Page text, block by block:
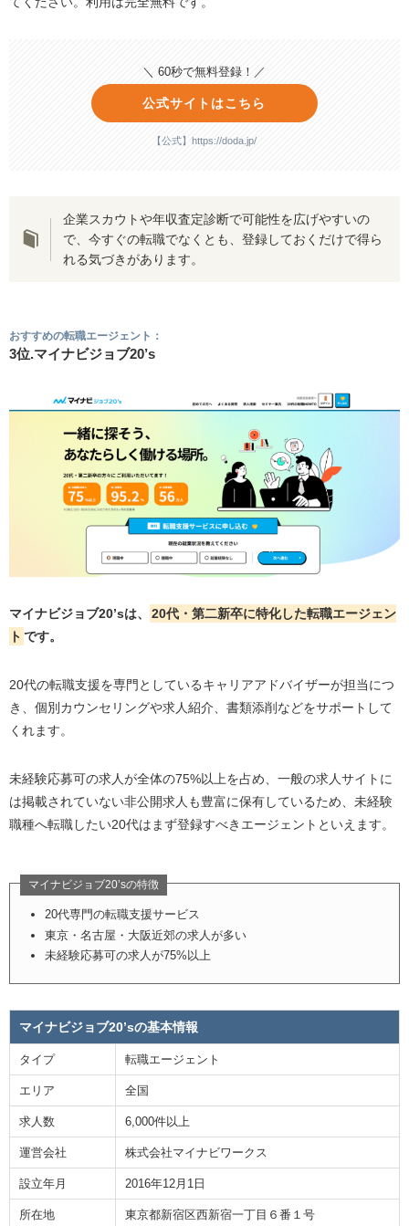
＼ 60秒で無料登録！／
公式サイトはこちら
【公式】https://doda.jp/
企業スカウトや年収査定診断で可能性を広げやすいの
で、今すぐの転職でなくとも、登録しておくだけで得ら
れる気づきがあります。
おすすめの転職エージェント：
3位.マイナビジョブ20’s
マイナビジョブ20’sは、
20代・第二新卒に特化した転職エージェン
ト です。
20代の転職支援を専門としているキャリアアドバイザーが担当につ
き、個別カウンセリングや求人紹介、書類添削などをサポートして
くれます。
未経験応募可の求人が全体の75%以上を占め、一般の求人サイトに
は掲載されていない非公開求人も豊富に保有しているため、未経験
職種へ転職したい20代はまず登録すべきエージェントといえます。
マイナビジョブ20’sの特徴
20代専門の転職支援サービス
東京・名古屋・大阪近郊の求人が多い
未経験応募可の求人が75%以上
マイナビジョブ20’sの基本情報
タイプ 転職エージェント
エリア 全国
求人数 6,000件以上
運営会社 株式会社マイナビワークス
設立年月 2016年12月1日
所在地 東京都新宿区西新宿一丁目６番１号